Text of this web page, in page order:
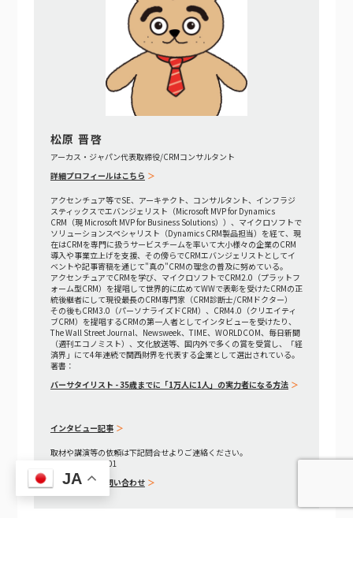
松原 晋啓
アーカス・ジャパン代表取締役/CRMコンサルタント
詳細プロフィールはこちら
アクセンチュア等でSE、アーキテクト、コンサルタント、インフラジ
スティックスでエバンジェリスト（Microsoft MVP for Dynamics
CRM（現 Microsoft MVP for Business Solutions））、マイクロソフトで
ソリューションスペシャリスト（Dynamics CRM製品担当）を経て、現
在はCRMを専門に扱うサービスチームを率いて大小様々の企業のCRM
導入や事業立上げを支援、その傍らでCRMエバンジェリストとしてイ
ベントや記事寄稿を通じて"真の"CRMの理念の普及に努めている。
アクセンチュアでCRMを学び、マイクロソフトでCRM2.0（プラットフ
ォーム型CRM）を提唱して世界的に広めてWWで表彰を受けたCRMの正
統後継者にして現役最長のCRM専門家（CRM診断士/CRMドクター）
その後もCRM3.0（パーソナライズドCRM）、CRM4.0（クリエイティ
ブCRM）を提唱するCRMの第一人者としてインタビューを受けたり、
The Wall Street Journal、Newsweek、TIME、WORLDCOM、毎日新聞
（週刊エコノミスト）、文化放送等、国内外で多くの賞を受賞し、「経
済界」にて4年連続で関西財界を代表する企業として選出されている。
著書：
バーサタイリスト - 35歳までに「1万人に1人」の実力者になる方法
インタビュー記事
取材や講演等の依頼は下記問合せよりご連絡ください。
TEL 06-6195-7501
フォームでのお問い合わせ
JA